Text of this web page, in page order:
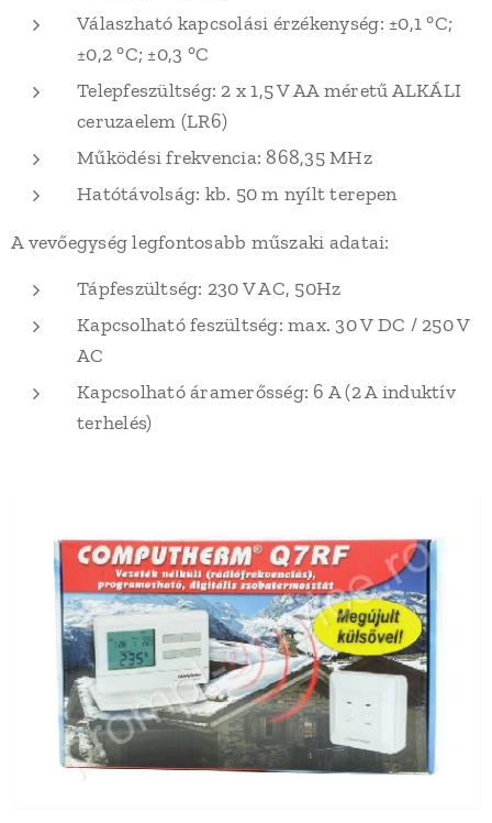
Válaszható kapcsolási érzékenység: ±0,1 °C;
±0,2 °C; ±0,3 °C
Telepfeszültség: 2 x 1,5 V AA méretű ALKÁLI
ceruzaelem (LR6)
Működési frekvencia: 868,35 MHz
Hatótávolság: kb. 50 m nyílt terepen
A vevőegység legfontosabb műszaki adatai:
Tápfeszültség: 230 V AC, 50Hz
Kapcsolható feszültség: max. 30 V DC / 250 V
AC
Kapcsolható áramerősség: 6 A (2 A induktív
terhelés)